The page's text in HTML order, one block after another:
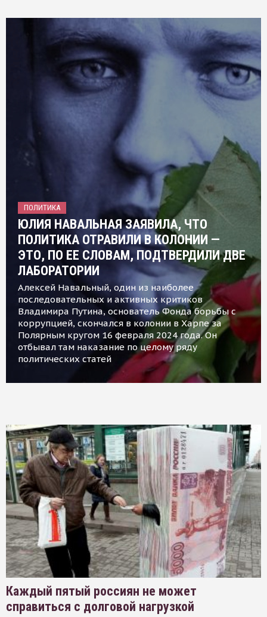
ПОЛИТИКА
ЮЛИЯ НАВАЛЬНАЯ ЗАЯВИЛА, ЧТО
ПОЛИТИКА ОТРАВИЛИ В КОЛОНИИ —
ЭТО, ПО ЕЕ СЛОВАМ, ПОДТВЕРДИЛИ ДВЕ
ЛАБОРАТОРИИ
Алексей Навальный, один из наиболее
последовательных и активных критиков
Владимира Путина, основатель Фонда борьбы с
коррупцией, скончался в колонии в Харпе за
Полярным кругом 16 февраля 2024 года. Он
отбывал там наказание по целому ряду
политических статей
Каждый пятый россиян не может
справиться с долговой нагрузкой